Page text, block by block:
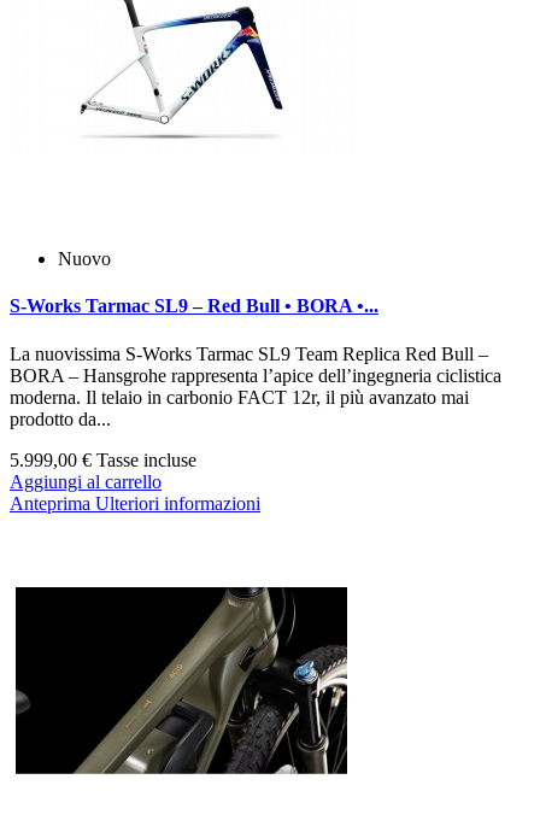
Nuovo
S‑Works Tarmac SL9 – Red Bull • BORA •...
La nuovissima S‑Works Tarmac SL9 Team Replica Red Bull –
BORA – Hansgrohe rappresenta l’apice dell’ingegneria ciclistica
moderna. Il telaio in carbonio FACT 12r, il più avanzato mai
prodotto da...
5.999,00 € Tasse incluse
Aggiungi al carrello
Anteprima Ulteriori informazioni